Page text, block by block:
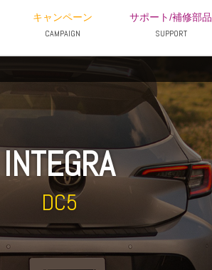
キャンペーン
CAMPAIGN
サポート/補修部品
SUPPORT
INTEGRA
DC5